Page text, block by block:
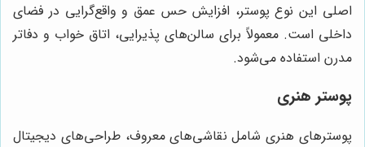
اصلی این نوع پوستر، افزایش حس عمق و واقع‌گرایی در فضای
داخلی است. معمولاً برای سالن‌های پذیرایی، اتاق خواب و دفاتر
مدرن استفاده می‌شود.
پوستر هنری
پوسترهای هنری شامل نقاشی‌های معروف، طراحی‌های دیجیتال